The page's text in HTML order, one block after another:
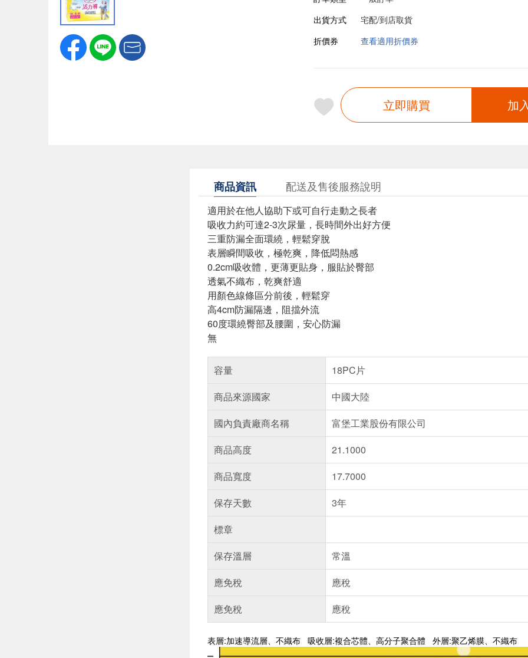
出貨方式
宅配/到店取貨
折價券
查看適用折價券
立即購買 加
商品資訊 配送及售後服務說明
適用於在他人協助下或可自行走動之長者
吸收力約可達2-3次尿量，長時間外出好方便
三重防漏全面環繞，輕鬆穿脫
表層瞬間吸收，極乾爽，降低悶熱感
0.2cm吸收體，更薄更貼身，服貼於臀部
透氣不織布，乾爽舒適
用顏色線條區分前後，輕鬆穿
高4cm防漏隔邊，阻擋外流
60度環繞臀部及腰圍，安心防漏
無
容量
18PC片
商品來源國家
中國大陸
國內負責廠商名稱
富堡工業股份有限公司
商品高度
21.1000
商品寬度
17.7000
保存天數
3年
標章
保存溫層
常溫
應免稅
應稅
應免稅
應稅
表層:加速導流層、不織布 吸收層:複合芯體、高分子聚合體 外層:聚乙烯膜、不織布